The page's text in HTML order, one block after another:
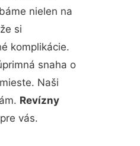
nielen na
si
komplikácie.
snaha o
Naši
Revízny
vás.